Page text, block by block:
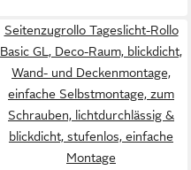
Seitenzugrollo Tageslicht-Rollo
Basic GL, Deco-Raum, blickdicht,
Wand- und Deckenmontage,
einfache Selbstmontage, zum
Schrauben, lichtdurchlässig &
blickdicht, stufenlos, einfache
Montage